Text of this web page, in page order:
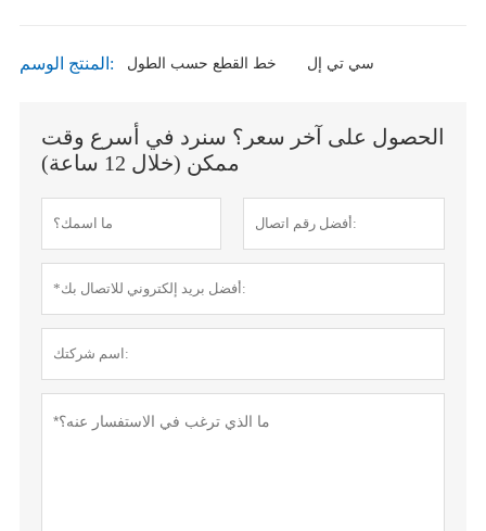
المنتج الوسم: خط القطع حسب الطول سي تي إل
الحصول على آخر سعر؟ سنرد في أسرع وقت
ممكن (خلال 12 ساعة)